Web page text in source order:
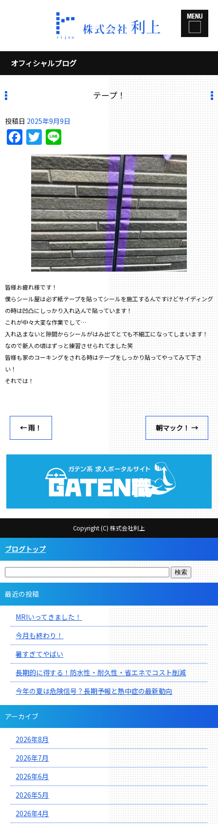
オフィシャルブログ
テープ！
投稿日 2025年9月9日
Facebook
Twitter
皆様お疲れ様です！
僕らシール屋は必ず紙テープを貼ってシールを施工するんですけどサイディング
の時は凹凸にしっかり入れ込んで貼っています！
これが中々大変な作業でして…
入れ込まないと隙間からシールがはみ出てとても不細工になってしまいます！
なので新人の頃はずっと練習させられてました笑
皆様も家のコーキングをされる時はテープをしっかり貼ってやってみて下さ
い！
それでは！
←雨！ 朝マック！ →
Copyright (C) 株式会社利上
ブログトップ
最近の投稿
MRIいってきました！
今月も終わり！
暑すぎてやばい
長期的に得する！防水性・耐久性・省エネでコスト削減
今年の夏は危険信号？長期予報と熱中症の最新動向
アーカイブ
2026年8月
2026年7月
2026年6月
2026年5月
2026年4月